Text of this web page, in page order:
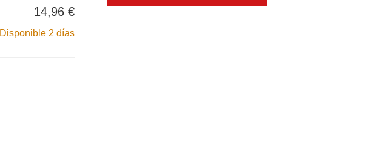
14,96 €
Disponible 2 días